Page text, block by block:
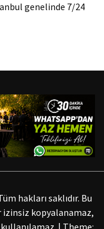
genelinde 7/24
hakları saklıdır. Bu
izinsiz kopyalanamaz,
| Theme: